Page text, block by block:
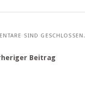
SIND GESCHLOSSEN.
Beitrag